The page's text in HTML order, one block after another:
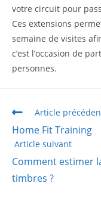
votre circuit pour
Ces extensions
semaine de visites
c’est l’occasion de
personnes.
Article
Home Fit Training
Article suivant
Comment estimer
timbres ?